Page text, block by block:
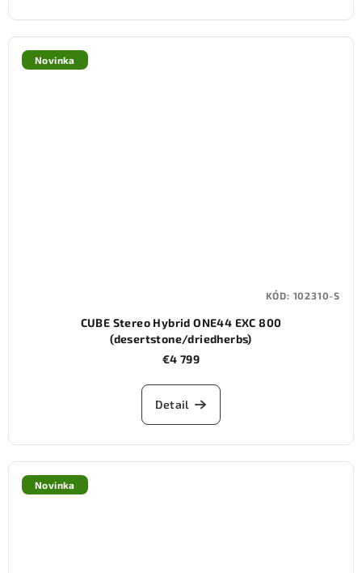
Novinka
CUBE Stereo Hybrid ONE44 EXC 800
(desertstone/driedherbs)
€4 799
Detail
KÓD: 102310-S
Novinka